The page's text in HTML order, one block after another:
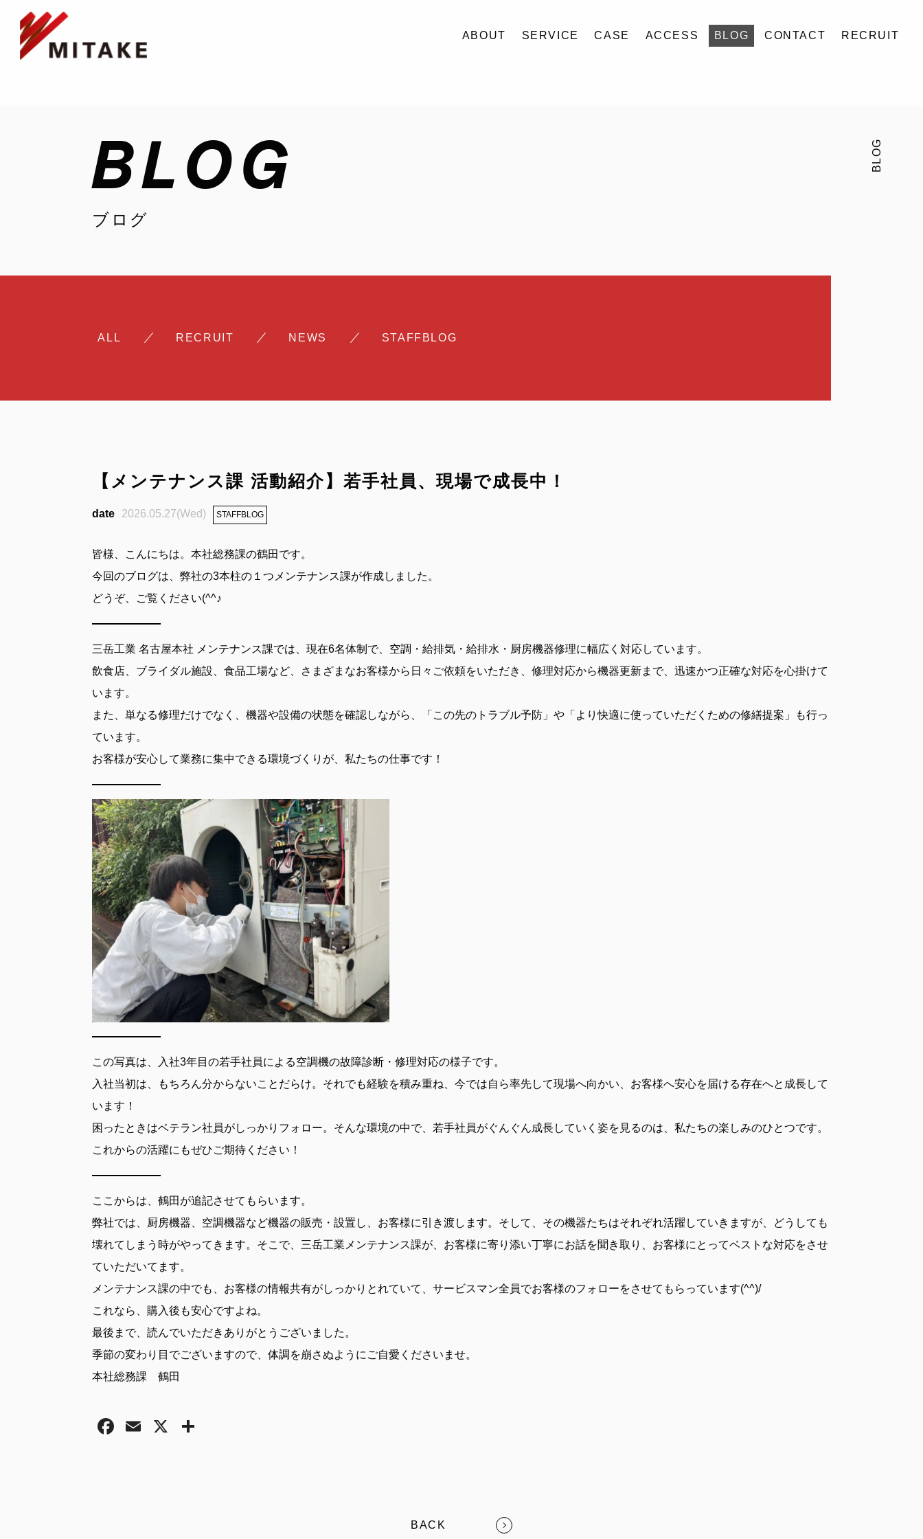
ABOUT SERVICE CASE ACCESS BLOG CONTACT RECRUIT
BLOG
ブログ
BLOG
ALL RECRUIT NEWS STAFFBLOG
【メンテナンス課 活動紹介】若手社員、現場で成長中！
2026.05.27(Wed) STAFFBLOG
皆様、こんにちは。本社総務課の鶴田です。
今回のブログは、弊社の3本柱の１つメンテナンス課が作成しました。
どうぞ、ご覧ください(^^♪
三岳工業 名古屋本社 メンテナンス課では、現在6名体制で、空調・給排気・給排水・厨房機器修理に幅広く対応しています。
飲食店、ブライダル施設、食品工場など、さまざまなお客様から日々ご依頼をいただき、修理対応から機器更新まで、迅速かつ正確な対応を心掛けて
います。
また、単なる修理だけでなく、機器や設備の状態を確認しながら、「この先のトラブル予防」や「より快適に使っていただくための修繕提案」も行っ
ています。
お客様が安心して業務に集中できる環境づくりが、私たちの仕事です！
この写真は、入社3年目の若手社員による空調機の故障診断・修理対応の様子です。
入社当初は、もちろん分からないことだらけ。それでも経験を積み重ね、今では自ら率先して現場へ向かい、お客様へ安心を届ける存在へと成長して
います！
困ったときはベテラン社員がしっかりフォロー。そんな環境の中で、若手社員がぐんぐん成長していく姿を見るのは、私たちの楽しみのひとつです。
これからの活躍にもぜひご期待ください！
ここからは、鶴田が追記させてもらいます。
弊社では、厨房機器、空調機器など機器の販売・設置し、お客様に引き渡します。そして、その機器たちはそれぞれ活躍していきますが、どうしても
壊れてしまう時がやってきます。そこで、三岳工業メンテナンス課が、お客様に寄り添い丁寧にお話を聞き取り、お客様にとってベストな対応をさせ
ていただいてます。
メンテナンス課の中でも、お客様の情報共有がしっかりとれていて、サービスマン全員でお客様のフォローをさせてもらっています(^^)/
これなら、購入後も安心ですよね。
最後まで、読んでいただきありがとうございました。
季節の変わり目でございますので、体調を崩さぬようにご自愛くださいませ。
本社総務課 鶴田
BACK